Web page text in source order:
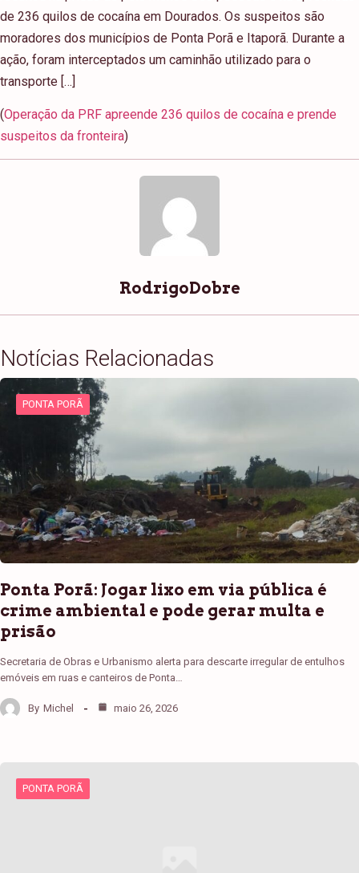
de 236 quilos de cocaína em Dourados. Os suspeitos são
moradores dos municípios de Ponta Porã e Itaporã. Durante a
ação, foram interceptados um caminhão utilizado para o
transporte […]
(Operação da PRF apreende 236 quilos de cocaína e prende
suspeitos da fronteira)
RodrigoDobre
Notícias Relacionadas
PONTA PORÃ
Ponta Porã: Jogar lixo em via pública é
crime ambiental e pode gerar multa e
prisão
Secretaria de Obras e Urbanismo alerta para descarte irregular de entulhos
emóveis em ruas e canteiros de Ponta…
By Michel maio 26, 2026
PONTA PORÃ